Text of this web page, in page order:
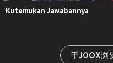
Kutemukan Jawabannya
于JOOX浏